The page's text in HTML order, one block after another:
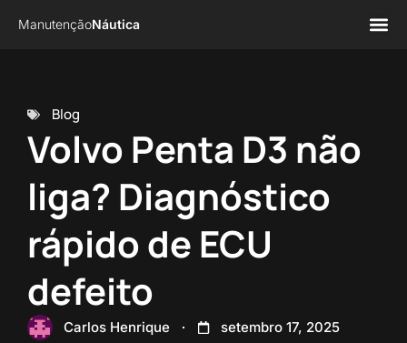
ManutençãoNáutica
Blog
Volvo Penta D3 não
liga? Diagnóstico
rápido de ECU
defeito
Carlos Henrique setembro 17, 2025